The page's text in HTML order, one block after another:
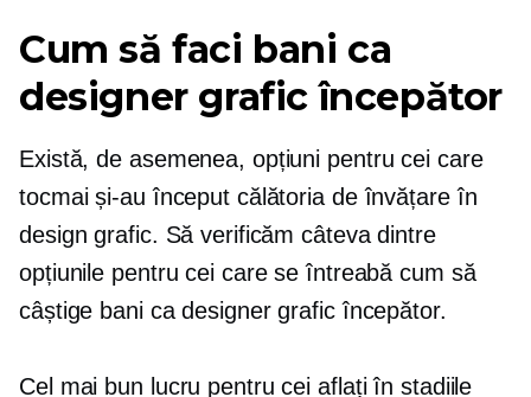
Cum să faci bani ca
designer grafic începător
Există, de asemenea, opțiuni pentru cei care
tocmai și-au început călătoria de învățare în
design grafic. Să verificăm câteva dintre
opțiunile pentru cei care se întreabă cum să
câștige bani ca designer grafic începător.
Cel mai bun lucru pentru cei aflați în stadiile